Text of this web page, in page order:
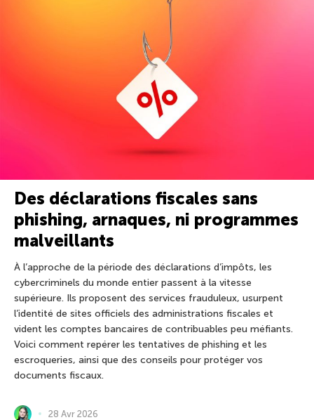
Des déclarations fiscales sans
phishing, arnaques, ni programmes
malveillants
À l’approche de la période des déclarations d’impôts, les
cybercriminels du monde entier passent à la vitesse
supérieure. Ils proposent des services frauduleux, usurpent
l’identité de sites officiels des administrations fiscales et
vident les comptes bancaires de contribuables peu méfiants.
Voici comment repérer les tentatives de phishing et les
escroqueries, ainsi que des conseils pour protéger vos
documents fiscaux.
28 Avr 2026